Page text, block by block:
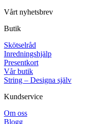
Vårt nyhetsbrev
Butik
Skötselråd
Inredningshjälp
Presentkort
Vår butik
String – Designa själv
Kundservice
Om oss
Blogg